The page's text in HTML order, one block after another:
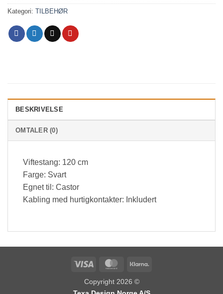
Kategori: TILBEHØR
BESKRIVELSE
OMTALER (0)
Viftestang: 120 cm
Farge: Svart
Egnet til: Castor
Kabling med hurtigkontakter: Inkludert
Visa MasterCard
Copyright 2026 ©